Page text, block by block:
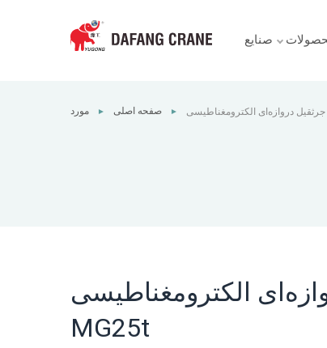
صنایع
صفحه اصلی ► مورد ►
الکترومغناطیسی
MG25t